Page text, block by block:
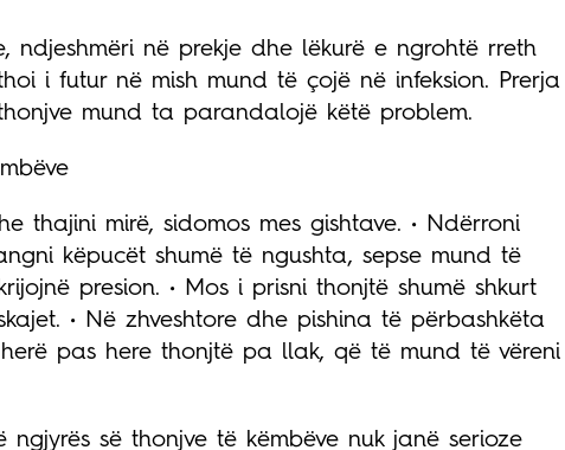
ndjeshmëri në prekje dhe lëkurë e ngrohtë rreth
i futur në mish mund të çojë në infeksion. Prerja
mund ta parandalojë këtë problem.
thajini mirë, sidomos mes gishtave. • Ndërroni
këpucët shumë të ngushta, sepse mund të
presion. • Mos i prisni thonjtë shumë shkurt
• Në zhveshtore dhe pishina të përbashkëta
pas here thonjtë pa llak, që të mund të vëreni
ngjyrës së thonjve të këmbëve nuk janë serioze